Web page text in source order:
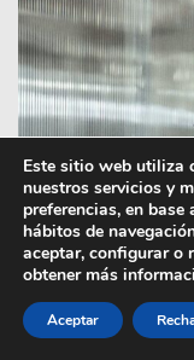
Este sitio web utiliza
nuestros servicios y
preferencias, en
hábitos de
aceptar, configurar o
obtener más
Aceptar